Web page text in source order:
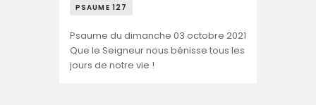
PSAUME 127
Psaume du dimanche 03 octobre 2021
Que le Seigneur nous bénisse tous les
jours de notre vie !